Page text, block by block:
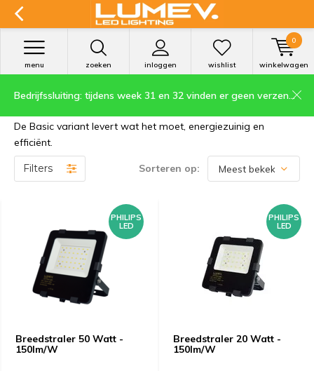
zoeken inloggen
menu wishlist winkelwagen
0
Bedrijfssluiting: tijdens week 31 en 32 vinden er geen verzendingen plaats.
LED Breedstraler Basic
De Basic variant levert wat het moet, energiezuinig en
efficiënt.
Filters Sorteren op:
Breedstraler 50 Watt -
150lm/W
PHILIPS
LED
Breedstraler 20 Watt -
150lm/W
PHILIPS
LED